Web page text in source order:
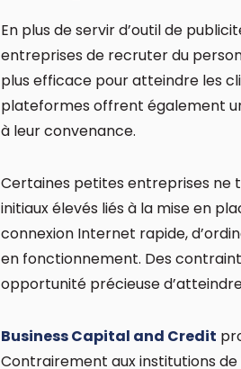
En plus de servir d’outil de
entreprises de recruter du
plus efficace pour atteindre les
plateformes offrent également
à leur convenance.
Certaines petites entreprises ne
initiaux élevés liés à la mise en
connexion Internet rapide,
en fonctionnement. Des
opportunité précieuse
Business Capital and Credit
Contrairement aux institutions